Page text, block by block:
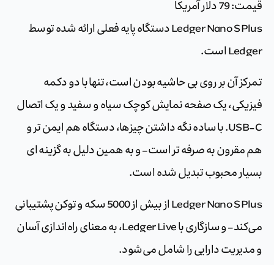
قیمت: 79 دلار آمریکا
Ledger Nano S Plus دستگاه پایه فعلی ارائه شده توسط
Ledger است.
تمرکز آن بر روی بی حاشیه بودن است، تنها با دو دکمه
فیزیکی، یک صفحه نمایش کوچک سیاه و سفید و یک اتصال
USB-C. با ساده نگه داشتن چیزها، دستگاه هم ایمن تر و
هم مقرون به صرفه تر است – و به همین دلیل به گزینه ای
بسیار محبوب تبدیل شده است.
Ledger Nano S Plus از بیش از 5000 سکه و توکن پشتیبانی
می‌کند – و سازگاری با Ledger Live، به معنای راه‌اندازی آسان
و مدیریت دارایی را شامل می‌شود.